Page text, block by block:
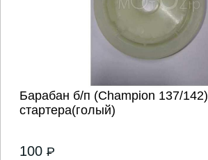
Барабан б/п (Champion 137/142)
стартера(голый)
100 P